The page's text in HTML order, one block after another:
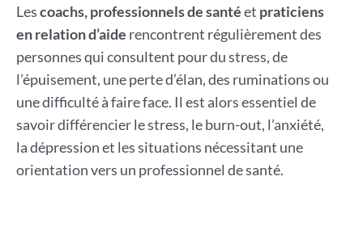
Lescoachs, professionnels de santéet praticiens
en relation d’aide rencontrent régulièrement des
personnes qui consultent pour du stress, de
l’épuisement, une perte d’élan, des ruminations ou
une difficulté à faire face. Il est alors essentiel de
savoir différencier le stress, le burn-out, l’anxiété,
la dépression et les situations nécessitant une
orientation vers un professionnel de santé.